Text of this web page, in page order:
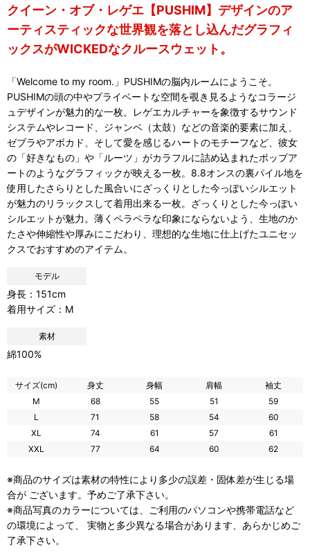
クイーン・オブ・レゲエ【PUSHIM】デザインのア
ーティスティックな世界観を落とし込んだグラフィ
ックスがWICKEDなクルースウェット。
「Welcome to my room.」PUSHIMの脳内ルームにようこそ。
PUSHIMの頭の中やプライベートな空間を覗き見るようなコラージ
ュデザインが魅力的な一枚。レゲエカルチャーを象徴するサウンド
システムやレコード、ジャンベ（太鼓）などの音楽的要素に加え、
ゼブラやアボカド、そして愛を感じるハートのモチーフなど、彼女
の「好きなもの」や「ルーツ」がカラフルに詰め込まれたポップア
ートのようなグラフィックが映える一枚。8.8オンスの裏パイル地を
使用したさらりとした風合いにざっくりとした今っぽいシルエット
が魅力のリラックスして着用出来る一枚。ざっくりとした今っぽい
シルエットが魅力。薄くペラペラな印象にならないよう、生地のか
たさや伸縮性や厚みにこだわり、理想的な生地に仕上げたユニセッ
クスでおすすめのアイテム。
モデル
身長：151cm
着用サイズ：M
素材
綿100%
サイズ(cm) 身丈 身幅 肩幅
袖丈
M
68 55 51
59
L
71 58 54
60
XL
74 61 57
61
XXL
77 64 60 62
※商品のサイズは素材の特性により多少の誤差・固体差が生じる場
合が ございます。予めご了承下さい。
※商品写真のカラーについては、ご利用のパソコンや携帯電話など
の環境によって、 実物と多少異なる場合があります、あらかじめご
了承下さい。